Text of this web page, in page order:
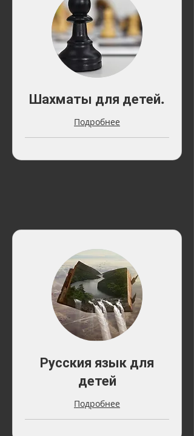
Шахматы для детей.
Подробнее
Русския язык для
детей
Подробнее